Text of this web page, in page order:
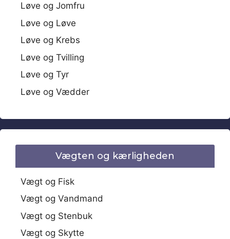
Løve og Jomfru
Løve og Løve
Løve og Krebs
Løve og Tvilling
Løve og Tyr
Løve og Vædder
Vægten og kærligheden
Vægt og Fisk
Vægt og Vandmand
Vægt og Stenbuk
Vægt og Skytte